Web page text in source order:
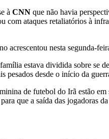
à CNN que não havia
ataques retaliatórios à
nesta segunda-
estava dividida sobre se
pesados ​​desde o início da
de futebol do Irã estão
que a saída das jogadoras